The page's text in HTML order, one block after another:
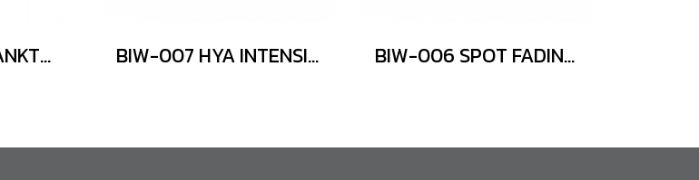
BIF-001 LIFE PLANKTON ESSENCE BIW-007 HYA INTENSIVE WHITENING SERUM BIW-006 SPOT FADING WHITENING CREAM